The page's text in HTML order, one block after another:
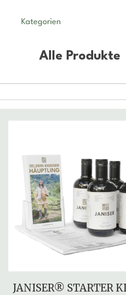
Kategorien
Alle Produkte
JANISER® STARTER